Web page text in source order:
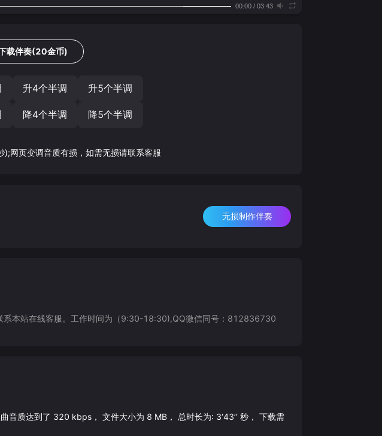
00:00/ 03:43
载伴奏(20金币)
升4个半调 升5个半调
降4个半调 降5个半调
网页变调音质有损，如需无损请联系客服
无损制作伴奏
系本站在线客服。工作时间为（9:30-18:30),QQ微信同号：812836730
音质达到了 320 kbps， 文件大小为 8 MB， 总时长为: 3‘43’‘秒， 下载需